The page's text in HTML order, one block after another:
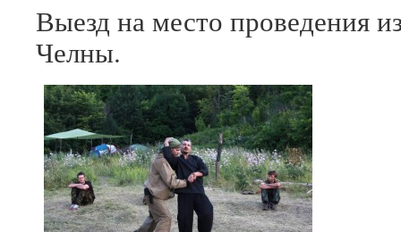
Выезд на место проведения
Челны.